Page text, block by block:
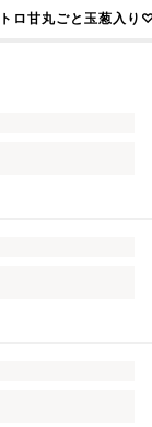
トロ甘丸ごと玉葱入り